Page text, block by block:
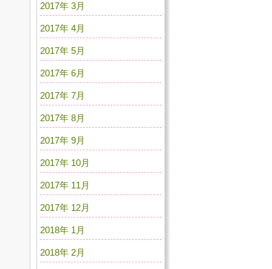
2017年 3月
2017年 4月
2017年 5月
2017年 6月
2017年 7月
2017年 8月
2017年 9月
2017年 10月
2017年 11月
2017年 12月
2018年 1月
2018年 2月